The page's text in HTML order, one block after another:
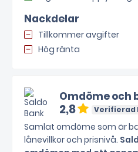
Nackdelar
Tillkommer avgifter
Hög ränta
Omdöme och
2,8 Verifierad
Samlat omdöme som är
lånevillkor och prisnivå.